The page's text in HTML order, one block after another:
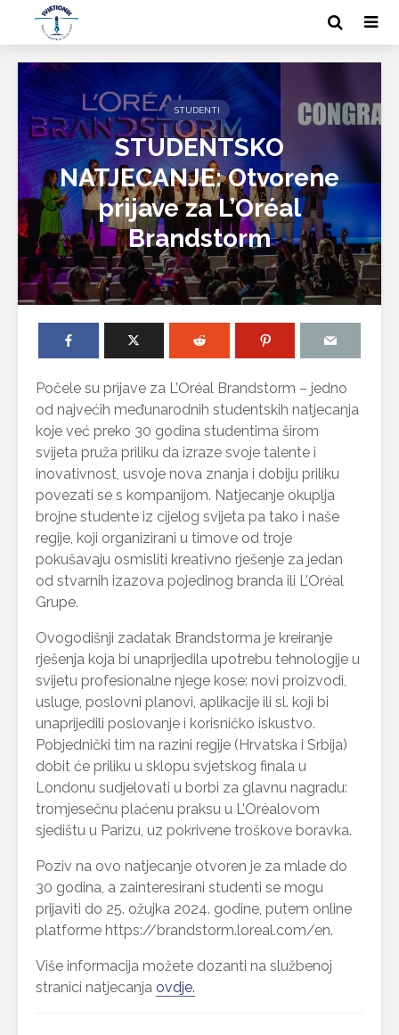
STUDENTI
STUDENTSKO
NATJECANJE: Otvorene
prijave za L’Oréal
Brandstorm
Počele su prijave za L’Oréal Brandstorm – jedno
od najvećih međunarodnih studentskih natjecanja
koje već preko 30 godina studentima širom
svijeta pruža priliku da izraze svoje talente i
inovativnost, usvoje nova znanja i dobiju priliku
povezati se s kompanijom. Natjecanje okuplja
brojne studente iz cijelog svijeta pa tako i naše
regije, koji organizirani u timove od troje
pokušavaju osmisliti kreativno rješenje za jedan
od stvarnih izazova pojedinog branda ili L’Oréal
Grupe.
Ovogodišnji zadatak Brandstorma je kreiranje
rješenja koja bi unaprijedila upotrebu tehnologije u
svijetu profesionalne njege kose: novi proizvodi,
usluge, poslovni planovi, aplikacije ili sl. koji bi
unaprijedili poslovanje i korisničko iskustvo.
Pobjednički tim na razini regije (Hrvatska i Srbija)
dobit će priliku u sklopu svjetskog finala u
Londonu sudjelovati u borbi za glavnu nagradu:
tromjesečnu plaćenu praksu u L’Oréalovom
sjedištu u Parizu, uz pokrivene troškove boravka.
Poziv na ovo natjecanje otvoren je za mlade do
30 godina, a zainteresirani studenti se mogu
prijaviti do 25. ožujka 2024. godine, putem online
platforme https://brandstorm.loreal.com/en.
Više informacija možete dozanti na službenoj
stranici natjecanja ovdje.